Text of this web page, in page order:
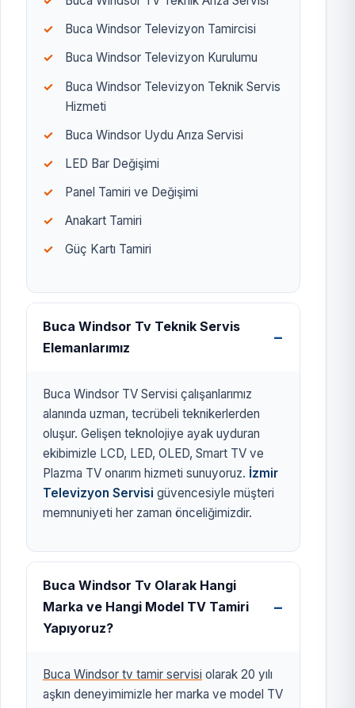
Buca Windsor Televizyon Tamircisi
Buca Windsor Televizyon Kurulumu
Buca Windsor Televizyon Teknik Servis
Hizmeti
Buca Windsor Uydu Arıza Servisi
LED Bar Değişimi
Panel Tamiri ve Değişimi
Anakart Tamiri
Güç Kartı Tamiri
Buca Windsor Tv Teknik Servis
Elemanlarımız
Buca Windsor TV Servisi çalışanlarımız
alanında uzman, tecrübeli teknikerlerden
oluşur. Gelişen teknolojiye ayak uyduran
ekibimizle LCD, LED, OLED, Smart TV ve
Plazma TV onarım hizmeti sunuyoruz. İzmir
Televizyon Servisi güvencesiyle müşteri
memnuniyeti her zaman önceliğimizdir.
Buca Windsor Tv Olarak Hangi
Marka ve Hangi Model TV Tamiri
Yapıyoruz?
Buca Windsor tv tamir servisi olarak 20 yılı
aşkın deneyimimizle her marka ve model TV